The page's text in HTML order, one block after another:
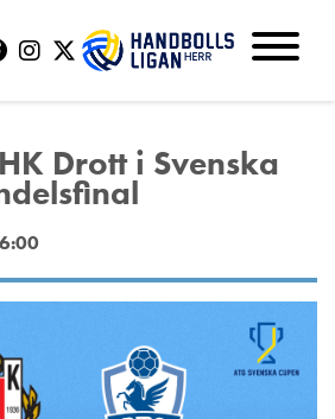
Drott i Svenska